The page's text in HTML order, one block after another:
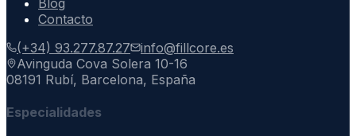
Contacto
(+34) 93.277.87.27
info@fillcore.es
Avinguda Cova Solera 10-16
08191 Rubí, Barcelona, España
Especialidades